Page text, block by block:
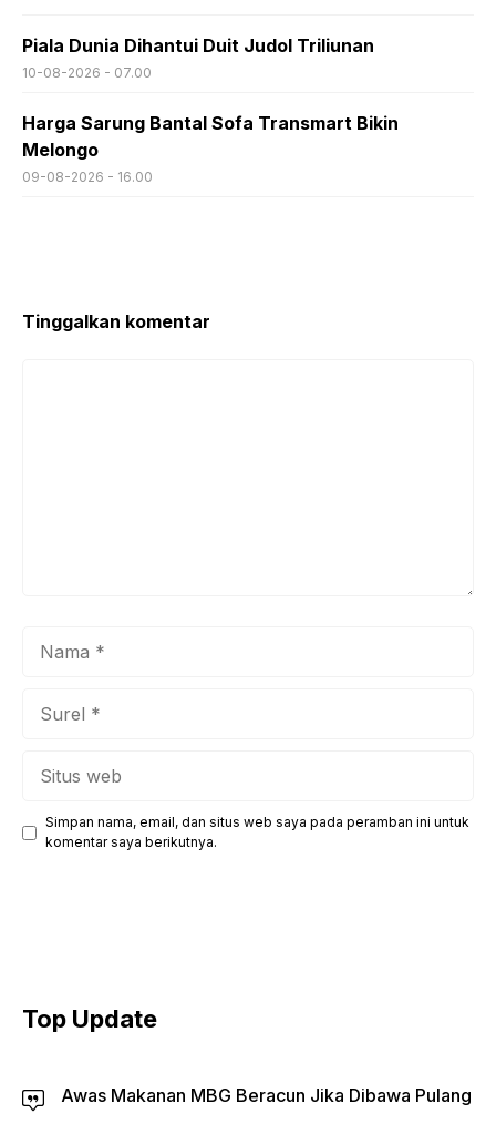
Piala Dunia Dihantui Duit Judol Triliunan
10-08-2026 - 07.00
Harga Sarung Bantal Sofa Transmart Bikin
Melongo
09-08-2026 - 16.00
Tinggalkan komentar
Simpan nama, email, dan situs web saya pada peramban ini untuk
komentar saya berikutnya.
Top Update
Awas Makanan MBG Beracun Jika Dibawa Pulang